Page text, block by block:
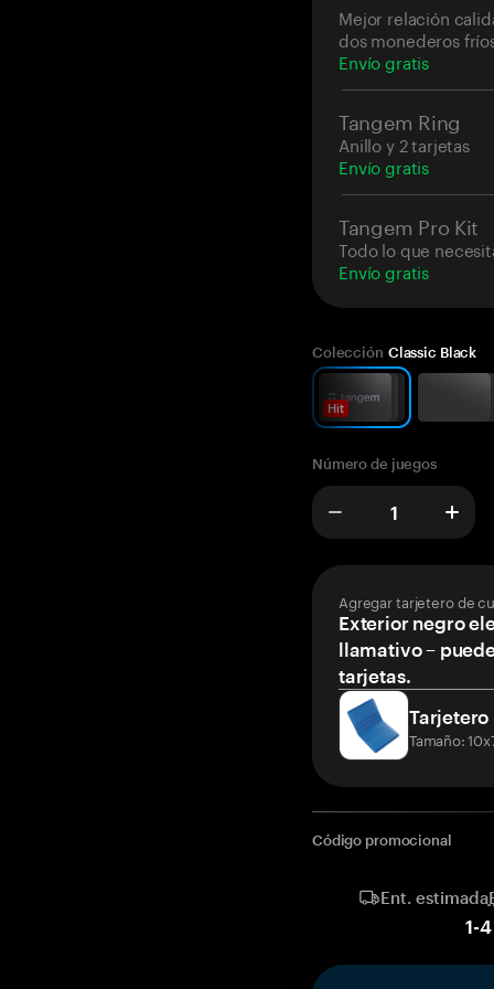
Mejor relación
dos monederos
Envío gratis
Tangem Ring
Anillo y 2 tarjetas
Envío gratis
Tangem Pro Kit
Todo lo que
Envío gratis
Colección Classic Black
Hit
Número de juegos
Agregar tarjetero de
Exterior negro
llamativo –
tarjetas.
Tarjetero
Tamaño:
Código promocional
Ent. estimada
1-4